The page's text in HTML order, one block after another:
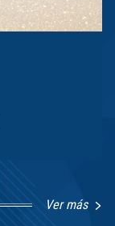
Ver más